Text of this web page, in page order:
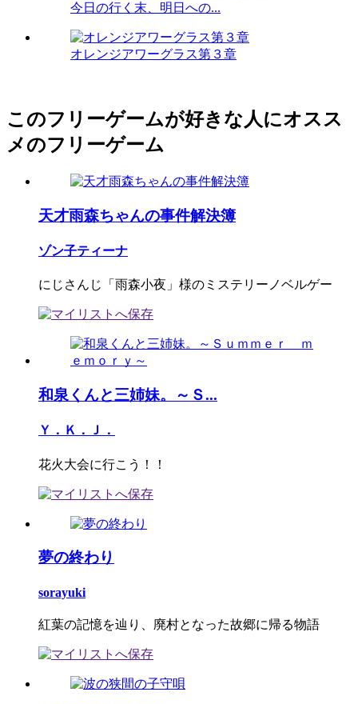
今日の行く末、明日への...
オレンジアワーグラス第３章
このフリーゲームが好きな人にオスス
メのフリーゲーム
天才雨森ちゃんの事件解決簿
ゾン子ティーナ
にじさんじ「雨森小夜」様のミステリーノベルゲー
和泉くんと三姉妹。～Ｓ...
Ｙ．Ｋ．Ｊ．
花火大会に行こう！！
夢の終わり
sorayuki
紅葉の記憶を辿り、廃村となった故郷に帰る物語